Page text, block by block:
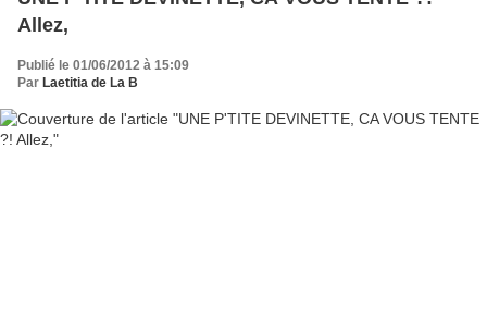
Allez,
Publié le 01/06/2012 à 15:09
Par Laetitia de La B